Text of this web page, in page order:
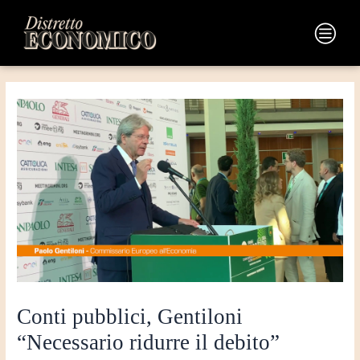
contenuto
Main
Menu
Conti pubblici, Gentiloni
“Necessario ridurre il debito”
articoli